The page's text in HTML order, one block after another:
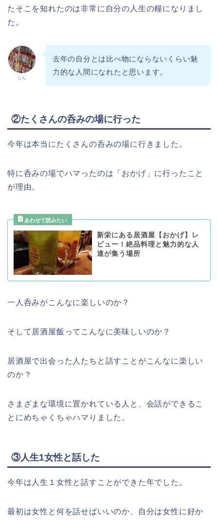
たそこを知れたのは非常に自分の人生の糧になりまし
た。
じん
去年の自分とは比べ物にならないくらい魅
力的な人間になれたと思います。
②たくさんの呑みの場に行った
今年は本当にたくさんの呑みの場に行きました。
特に呑みの場でハマったのは「おかげ」に行ったこと
が理由。
新栄にある居酒屋【おかげ】レ
ビュー！絶品料理と魅力的な人
達が集う場所
一人呑みがこんなに楽しいのか？
そして居酒屋飯ってこんなに美味しいのか？
居酒屋で出会った人たちと話すことがこんなに楽しい
のか？
さまざまな環境に置かれている人と、会話ができるこ
とにめちゃくちゃハマりました。
③人生1女性と話した
今年は人生１女性と話すことができた年でした。
最初は女性と何を話せばいいのか、自分は女性に好か